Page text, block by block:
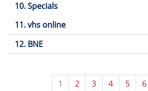
10. Specials
11. vhs online
12. BNE
1 2 3 4 5 6